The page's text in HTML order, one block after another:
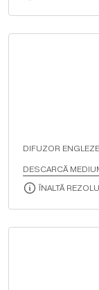
DIFUZOR
DESCARCĂ
ÎNALTĂ